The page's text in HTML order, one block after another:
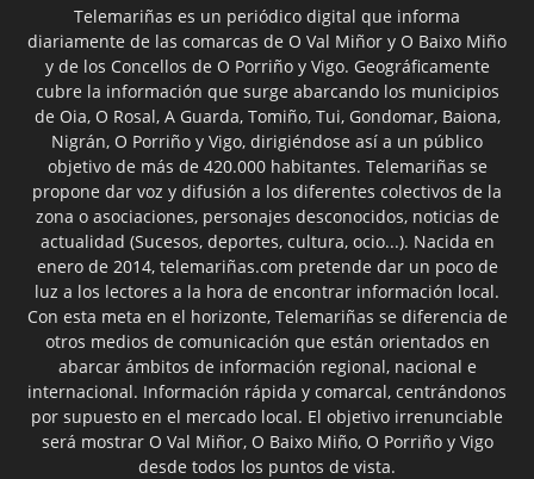
Telemariñas es un periódico digital que informa
diariamente de las comarcas de O Val Miñor y O Baixo Miño
y de los Concellos de O Porriño y Vigo. Geográficamente
cubre la información que surge abarcando los municipios
de Oia, O Rosal, A Guarda, Tomiño, Tui, Gondomar, Baiona,
Nigrán, O Porriño y Vigo, dirigiéndose así a un público
objetivo de más de 420.000 habitantes. Telemariñas se
propone dar voz y difusión a los diferentes colectivos de la
zona o asociaciones, personajes desconocidos, noticias de
actualidad (Sucesos, deportes, cultura, ocio...). Nacida en
enero de 2014, telemariñas.com pretende dar un poco de
luz a los lectores a la hora de encontrar información local.
Con esta meta en el horizonte, Telemariñas se diferencia de
otros medios de comunicación que están orientados en
abarcar ámbitos de información regional, nacional e
internacional. Información rápida y comarcal, centrándonos
por supuesto en el mercado local. El objetivo irrenunciable
será mostrar O Val Miñor, O Baixo Miño, O Porriño y Vigo
desde todos los puntos de vista.